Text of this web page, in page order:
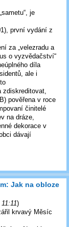
je
první vydání z
za „velezradu a
o vyzvědačství“
díla
ale i
zdiskreditovat,
pověřena v roce
činitelé
na dráze,
dekorace v
dávají
Jak na obloze
11:11)
krvavý Měsíc